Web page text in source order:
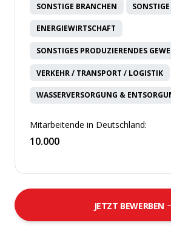
SONSTIGE BRANCHEN
ENERGIEWIRTSCHAFT
SONSTIGES PRODUZIERENDES
VERKEHR / TRANSPORT / LOGISTIK
WASSERVERSORGUNG &
Mitarbeitende in Deutschland:
10.000
JETZT BEWERBEN